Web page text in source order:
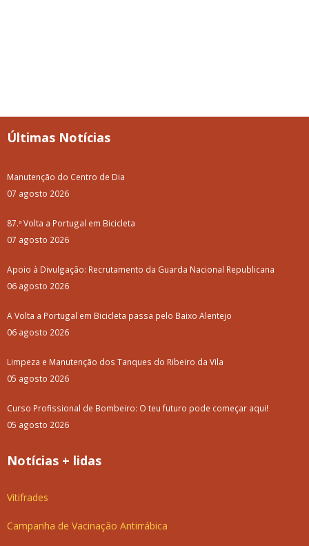
Últimas Notícias
Manutenção do Centro de Dia
07 agosto 2026
87.ª Volta a Portugal em Bicicleta
07 agosto 2026
Apoio à Divulgação: Recrutamento da Guarda Nacional Republicana
06 agosto 2026
A Volta a Portugal em Bicicleta passa pelo Baixo Alentejo
06 agosto 2026
Limpeza e Manutenção dos Tanques do Ribeiro da Vila
05 agosto 2026
Curso Profissional de Bombeiro: O teu futuro pode começar aqui!
05 agosto 2026
Notícias + lidas
Vitifrades
Campanha de Vacinação Antirrábica